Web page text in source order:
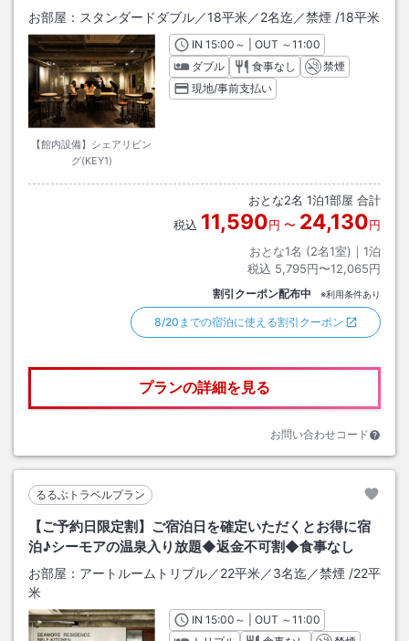
お部屋： スタンダードダブル／18平米／2名迄／禁煙 /18平米
【館内設備】シェアリビン
グ(KEY1)
INチェックイン
15:00 ～ | OUT チェックアウト
～11:00
ダブル
食事なし
禁煙
現地/事前支払い
おとな2名 1泊1部屋 合計
税込 11,590円 〜 24,130円
おとな1名 (2名1室)｜ 1泊
税込 5,795円〜12,065円
割引クーポン配布中 ※利用条件あり
8/20までの宿泊に使える割引クーポン
プランの詳細を見る
お問い合わせコード
るるぶトラベルプラン
【ご予約日限定割】ご宿泊日を確定いただくとお得に宿
泊♪シーモアの温泉入り放題◆返金不可割◆食事なし
お部屋： アートルームトリプル／22平米／3名迄／禁煙 /22平
米
INチェックイン
15:00 ～ | OUT チェックアウト
～11:00